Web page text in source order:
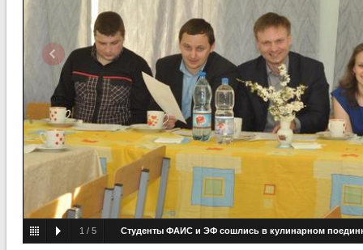
1 / 5 Студенты ФАИС и ЭФ сошлись в кулинарном